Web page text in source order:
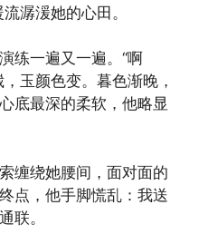
潺湲她的心田。
练一遍又一遍。“啊
玉颜色变。暮色渐晚，
底最深的柔软，他略显
缠绕她腰间，面对面的
点，他手脚慌乱：我送
联。